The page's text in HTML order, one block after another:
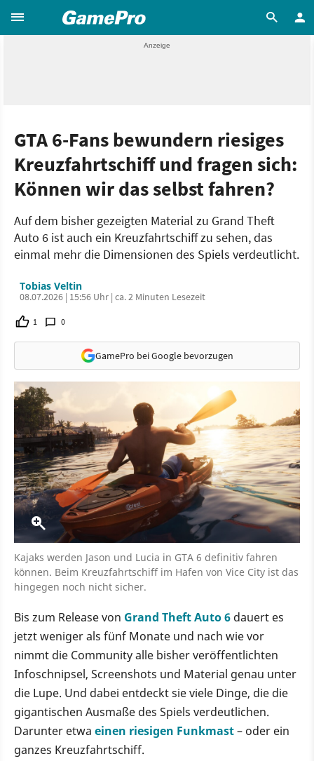
GTA 6-Fans bewundern riesiges
Kreuzfahrtschiff und fragen sich:
Können wir das selbst fahren?
Auf dem bisher gezeigten Material zu Grand Theft
Auto 6 ist auch ein Kreuzfahrtschiff zu sehen, das
einmal mehr die Dimensionen des Spiels verdeutlicht.
Tobias Veltin
08.07.2026 | 15:56 Uhr | ca. 2 Minuten Lesezeit
1 0
GamePro bei Google bevorzugen
Kajaks werden Jason und Lucia in GTA 6 definitiv fahren
können. Beim Kreuzfahrtschiff im Hafen von Vice City ist das
hingegen noch nicht sicher.
Bis zum Release von Grand Theft Auto 6 dauert es
jetzt weniger als fünf Monate und nach wie vor
nimmt die Community alle bisher veröffentlichten
Infoschnipsel, Screenshots und Material genau unter
die Lupe. Und dabei entdeckt sie viele Dinge, die die
gigantischen Ausmaße des Spiels verdeutlichen.
Darunter etwa einen riesigen Funkmast– oder ein
ganzes Kreuzfahrtschiff.